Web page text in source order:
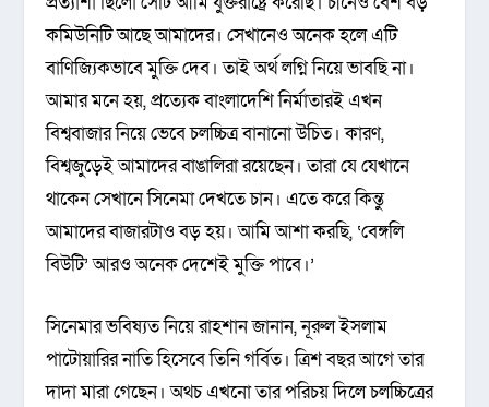
কমিউনিটি আছে আমাদের। সেখানেও অনেক হলে এটি
বাণিজ্যিকভাবে মুক্তি দেব। তাই অর্থ লগ্নি নিয়ে ভাবছি না।
আমার মনে হয়, প্রত্যেক বাংলাদেশি নির্মাতারই এখন
বিশ্ববাজার নিয়ে ভেবে চলচ্চিত্র বানানো উচিত। কারণ,
বিশ্বজুড়েই আমাদের বাঙালিরা রয়েছেন। তারা যে যেখানে
থাকেন সেখানে সিনেমা দেখতে চান। এতে করে কিন্তু
আমাদের বাজারটাও বড় হয়। আমি আশা করছি, ‘বেঙ্গলি
বিউটি’ আরও অনেক দেশেই মুক্তি পাবে।’
সিনেমার ভবিষ্যত নিয়ে রাহশান জানান, নূরুল ইসলাম
পাটোয়ারির নাতি হিসেবে তিনি গর্বিত। ত্রিশ বছর আগে তার
দাদা মারা গেছেন। অথচ এখনো তার পরিচয় দিলে চলচ্চিত্রের